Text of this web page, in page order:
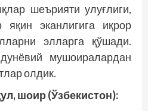
шеърияти улуғлиги,
яқин эканлигига иқрор
элларга қўшади.
мушоиралардан
олдик.
шоир (Ўзбекис­тон):